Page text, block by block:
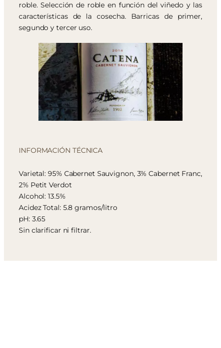
roble. Selección de roble en función del viñedo y las
características de la cosecha. Barricas de primer,
segundo y tercer uso.
INFORMACIÓN TÉCNICA
Varietal: 95% Cabernet Sauvignon, 3% Cabernet Franc,
2% Petit Verdot
Alcohol: 13.5%
Acidez Total: 5.8 gramos/litro
pH: 3.65
Sin clarificar ni filtrar.